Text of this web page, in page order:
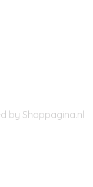
by Shoppagina.nl